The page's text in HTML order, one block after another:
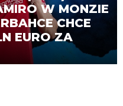
W MONZIE
CHCE
EURO ZA